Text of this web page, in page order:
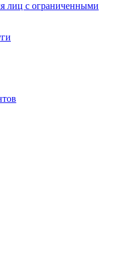
лиц с ограниченными